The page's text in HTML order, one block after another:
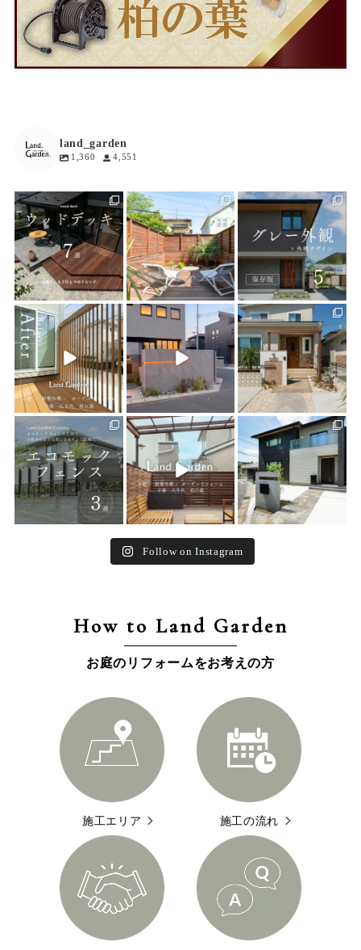
land_garden
1,360 4,551
land_garden
16 0
land_garden
19 0
land_garden
20 0
land_garden
22 0
land_garden
0
land_garden
25 0
land_garden
15 0
land_garden
32 0
land_garden
24 0
Follow on Instagram
How to Land Garden
お庭のリフォームをお考えの方
施工エリア 施工の流れ